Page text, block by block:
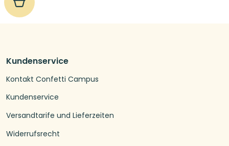
Kundenservice
Kontakt Confetti Campus
Kundenservice
Versandtarife und Lieferzeiten
Widerrufsrecht